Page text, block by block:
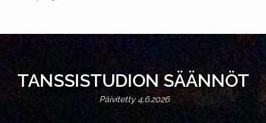
TANSSISTUDION SÄÄNNÖT
Päivitetty 4.6.2026